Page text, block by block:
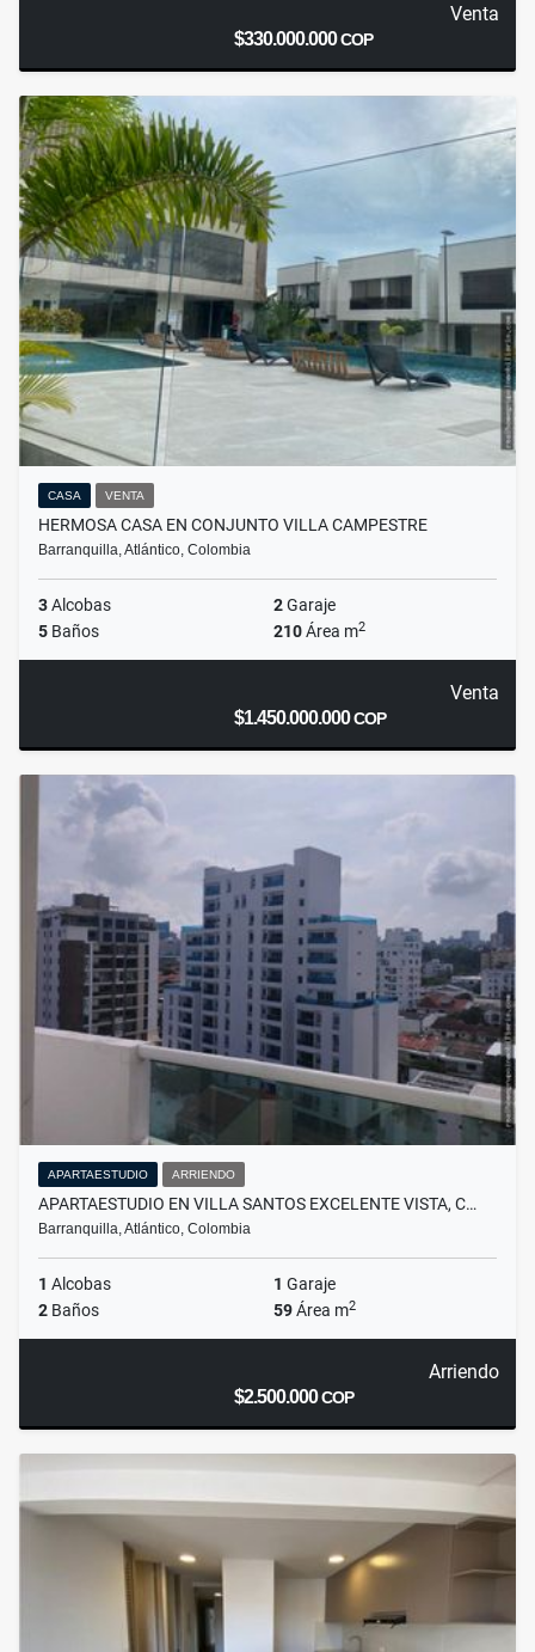
Venta
$330.000.000COP
CASA VENTA
HERMOSA CASA EN CONJUNTO VILLA CAMPESTRE
Barranquilla, Atlántico, Colombia
3Alcobas 2Garaje
5 Baños 210Área m2
Venta
$1.450.000.000COP
APARTAESTUDIO ARRIENDO
APARTAESTUDIO EN VILLA SANTOS EXCELENTE VISTA, C…
Barranquilla, Atlántico, Colombia
1 Alcobas 1 Garaje
2 Baños 59Área m2
Arriendo
$2.500.000COP